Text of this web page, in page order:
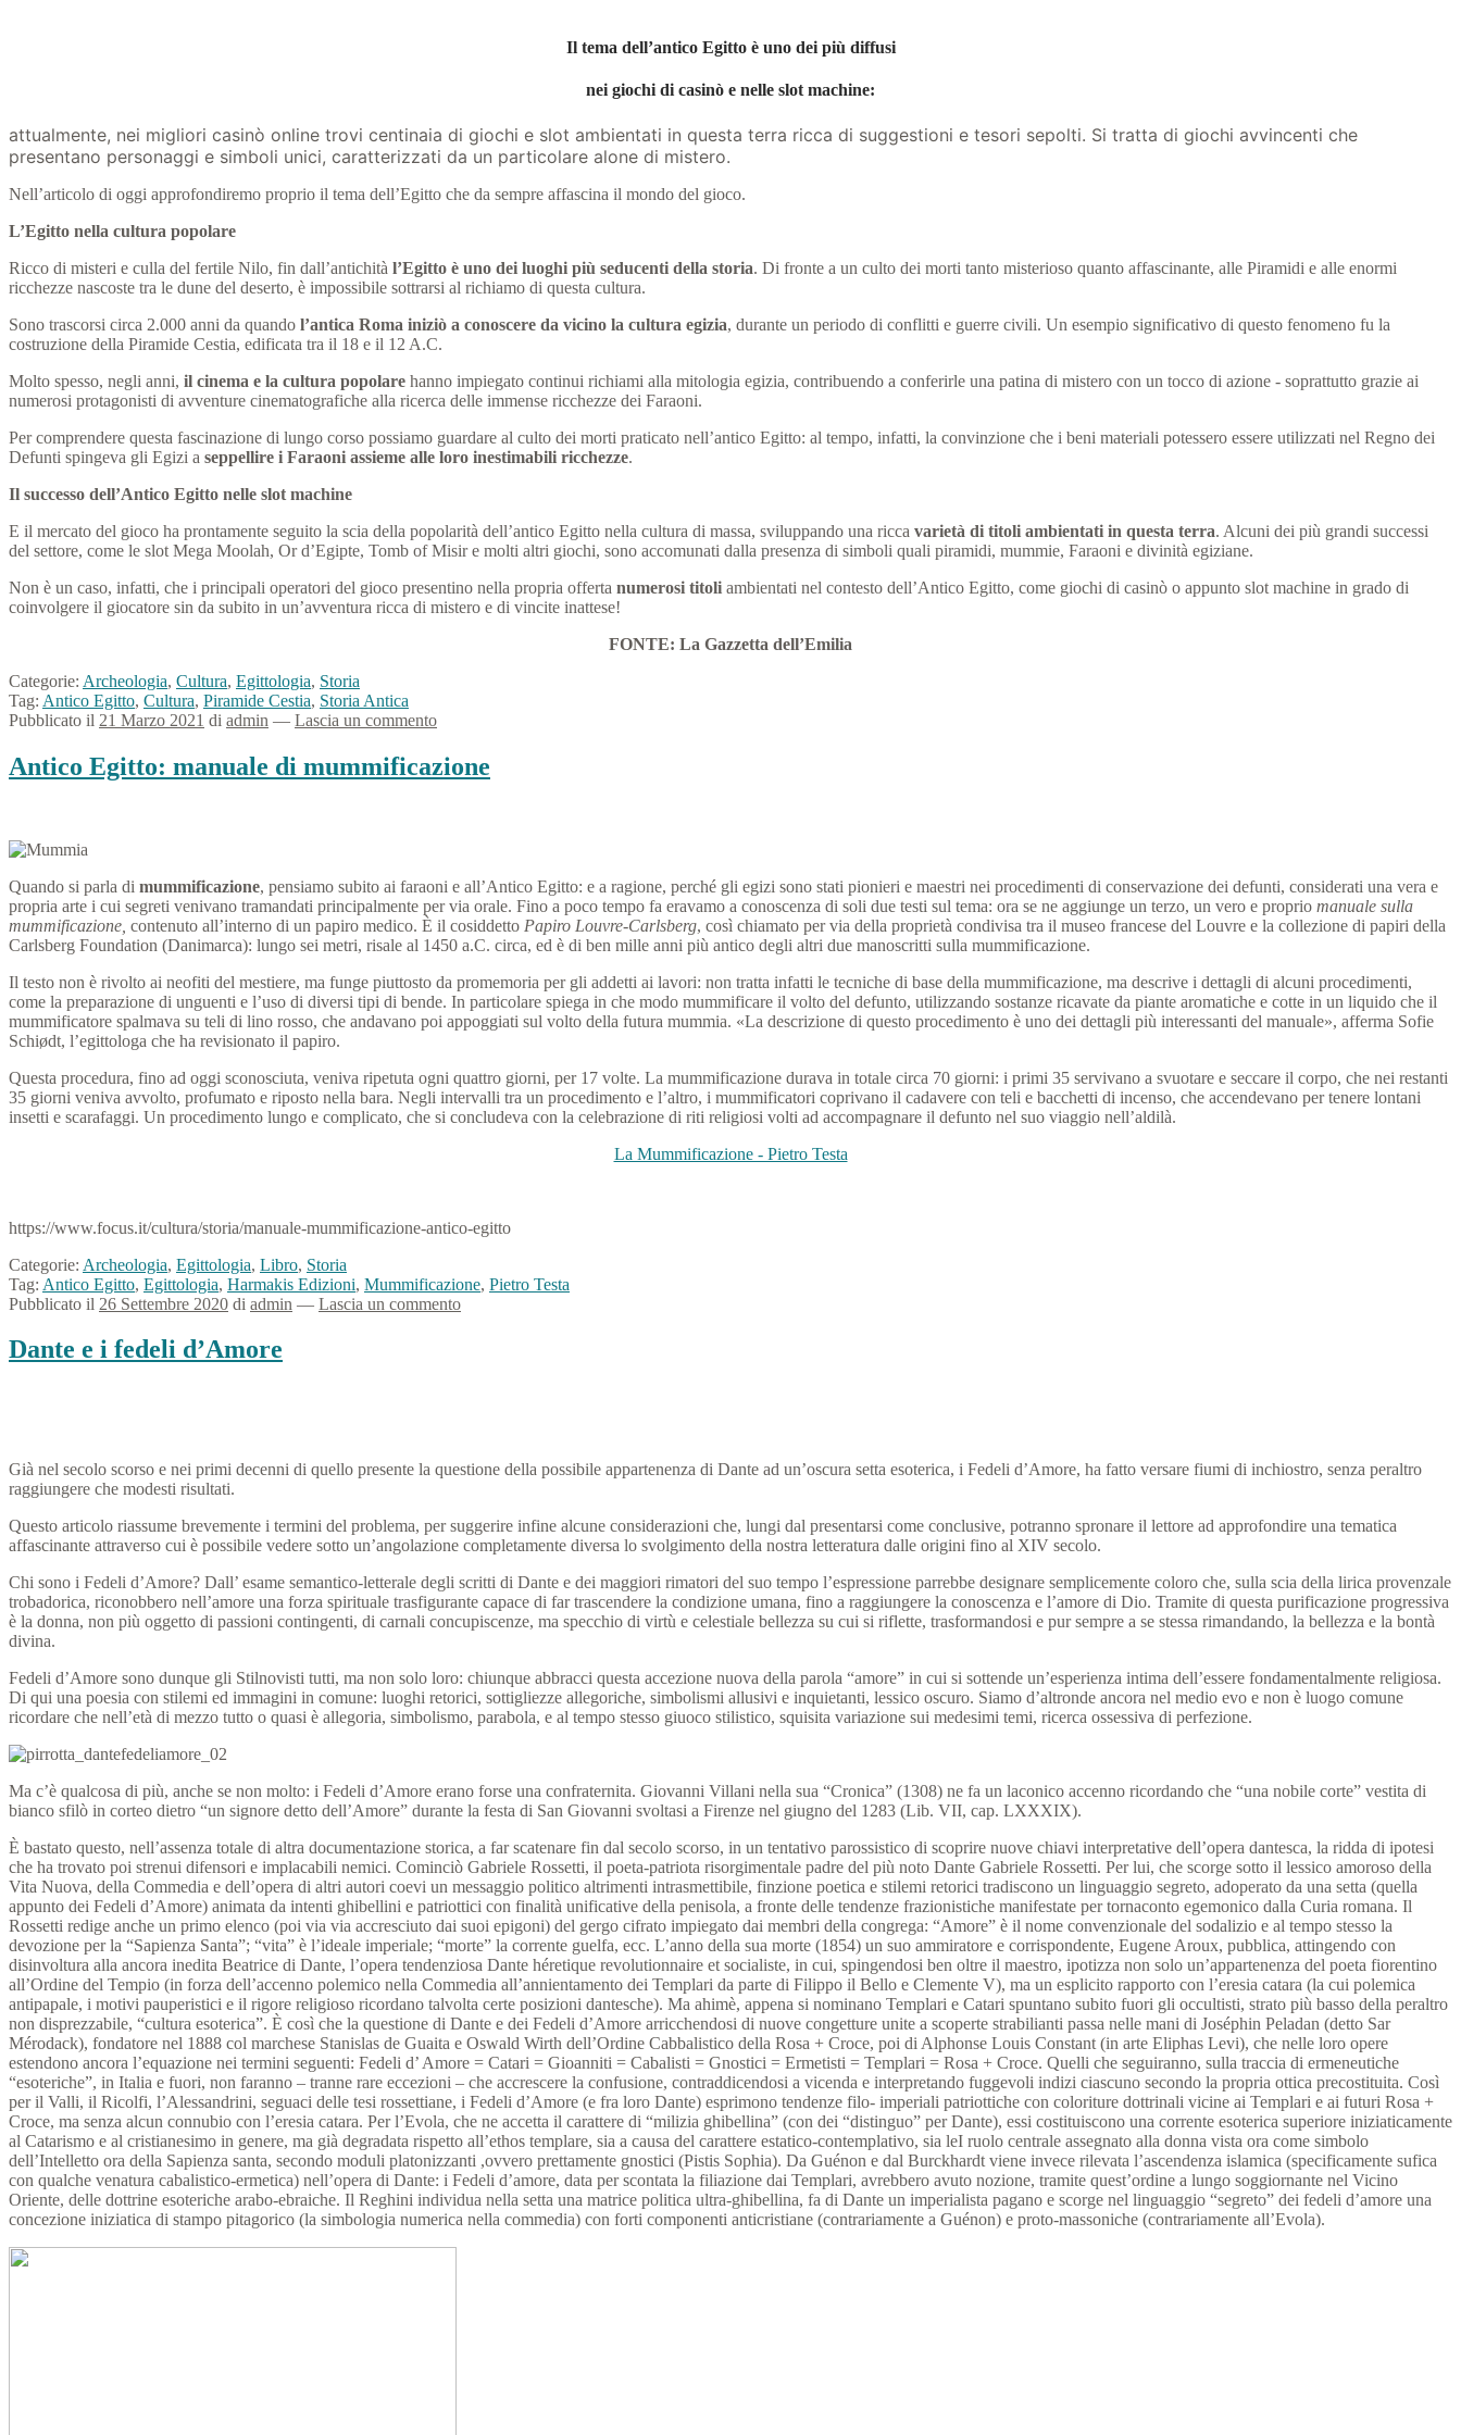
Il tema dell’antico Egitto è uno dei più diffusi
nei giochi di casinò e nelle slot machine:
attualmente, nei migliori casinò online trovi centinaia di giochi e slot ambientati in questa terra ricca di suggestioni e tesori sepolti. Si tratta di giochi avvincenti che
presentano personaggi e simboli unici, caratterizzati da un particolare alone di mistero.
Nell’articolo di oggi approfondiremo proprio il tema dell’Egitto che da sempre affascina il mondo del gioco.
L’Egitto nella cultura popolare
Ricco di misteri e culla del fertile Nilo, fin dall’antichità l’Egitto è uno dei luoghi più seducenti della storia. Di fronte a un culto dei morti tanto misterioso quanto affascinante, alle Piramidi e alle enormi
ricchezze nascoste tra le dune del deserto, è impossibile sottrarsi al richiamo di questa cultura.
Sono trascorsi circa 2.000 anni da quando l’antica Roma iniziò a conoscere da vicino la cultura egizia, durante un periodo di conflitti e guerre civili. Un esempio significativo di questo fenomeno fu la
costruzione della Piramide Cestia, edificata tra il 18 e il 12 A.C.
Molto spesso, negli anni, il cinema e la cultura popolare hanno impiegato continui richiami alla mitologia egizia, contribuendo a conferirle una patina di mistero con un tocco di azione - soprattutto grazie ai
numerosi protagonisti di avventure cinematografiche alla ricerca delle immense ricchezze dei Faraoni.
Per comprendere questa fascinazione di lungo corso possiamo guardare al culto dei morti praticato nell’antico Egitto: al tempo, infatti, la convinzione che i beni materiali potessero essere utilizzati nel Regno dei
Defunti spingeva gli Egizi a seppellire i Faraoni assieme alle loro inestimabili ricchezze.
Il successo dell’Antico Egitto nelle slot machine
E il mercato del gioco ha prontamente seguito la scia della popolarità dell’antico Egitto nella cultura di massa, sviluppando una ricca varietà di titoli ambientati in questa terra. Alcuni dei più grandi successi
del settore, come le slot Mega Moolah, Or d’Egipte, Tomb of Misir e molti altri giochi, sono accomunati dalla presenza di simboli quali piramidi, mummie, Faraoni e divinità egiziane.
Non è un caso, infatti, che i principali operatori del gioco presentino nella propria offerta numerosi titoli ambientati nel contesto dell’Antico Egitto, come giochi di casinò o appunto slot machine in grado di
coinvolgere il giocatore sin da subito in un’avventura ricca di mistero e di vincite inattese!
FONTE: La Gazzetta dell’Emilia
Categorie: Archeologia, Cultura, Egittologia, Storia
Tag: Antico Egitto, Cultura, Piramide Cestia, Storia Antica
Pubblicato il 21 Marzo 2021 di admin — Lascia un commento
Antico Egitto: manuale di mummificazione
Quando si parla di mummificazione, pensiamo subito ai faraoni e all’Antico Egitto: e a ragione, perché gli egizi sono stati pionieri e maestri nei procedimenti di conservazione dei defunti, considerati una vera e
propria arte i cui segreti venivano tramandati principalmente per via orale. Fino a poco tempo fa eravamo a conoscenza di soli due testi sul tema: ora se ne aggiunge un terzo, un vero e proprio manuale sulla
mummificazione, contenuto all’interno di un papiro medico. È il cosiddetto Papiro Louvre-Carlsberg, così chiamato per via della proprietà condivisa tra il museo francese del Louvre e la collezione di papiri della
Carlsberg Foundation (Danimarca): lungo sei metri, risale al 1450 a.C. circa, ed è di ben mille anni più antico degli altri due manoscritti sulla mummificazione.
Il testo non è rivolto ai neofiti del mestiere, ma funge piuttosto da promemoria per gli addetti ai lavori: non tratta infatti le tecniche di base della mummificazione, ma descrive i dettagli di alcuni procedimenti,
come la preparazione di unguenti e l’uso di diversi tipi di bende. In particolare spiega in che modo mummificare il volto del defunto, utilizzando sostanze ricavate da piante aromatiche e cotte in un liquido che il
mummificatore spalmava su teli di lino rosso, che andavano poi appoggiati sul volto della futura mummia. «La descrizione di questo procedimento è uno dei dettagli più interessanti del manuale», afferma Sofie
Schiødt, l’egittologa che ha revisionato il papiro.
Questa procedura, fino ad oggi sconosciuta, veniva ripetuta ogni quattro giorni, per 17 volte. La mummificazione durava in totale circa 70 giorni: i primi 35 servivano a svuotare e seccare il corpo, che nei restanti
35 giorni veniva avvolto, profumato e riposto nella bara. Negli intervalli tra un procedimento e l’altro, i mummificatori coprivano il cadavere con teli e bacchetti di incenso, che accendevano per tenere lontani
insetti e scarafaggi. Un procedimento lungo e complicato, che si concludeva con la celebrazione di riti religiosi volti ad accompagnare il defunto nel suo viaggio nell’aldilà.
La Mummificazione - Pietro Testa
https://www.focus.it/cultura/storia/manuale-mummificazione-antico-egitto
Categorie: Archeologia, Egittologia, Libro, Storia
Tag: Antico Egitto, Egittologia, Harmakis Edizioni, Mummificazione, Pietro Testa
Pubblicato il 26 Settembre 2020 di admin — Lascia un commento
Dante e i fedeli d’Amore
Già nel secolo scorso e nei primi decenni di quello presente la questione della possibile appartenenza di Dante ad un’oscura setta esoterica, i Fedeli d’Amore, ha fatto versare fiumi di inchiostro, senza peraltro
raggiungere che modesti risultati.
Questo articolo riassume brevemente i termini del problema, per suggerire infine alcune considerazioni che, lungi dal presentarsi come conclusive, potranno spronare il lettore ad approfondire una tematica
affascinante attraverso cui è possibile vedere sotto un’angolazione completamente diversa lo svolgimento della nostra letteratura dalle origini fino al XIV secolo.
Chi sono i Fedeli d’Amore? Dall’ esame semantico-letterale degli scritti di Dante e dei maggiori rimatori del suo tempo l’espressione parrebbe designare semplicemente coloro che, sulla scia della lirica provenzale
trobadorica, riconobbero nell’amore una forza spirituale trasfigurante capace di far trascendere la condizione umana, fino a raggiungere la conoscenza e l’amore di Dio. Tramite di questa purificazione progressiva
è la donna, non più oggetto di passioni contingenti, di carnali concupiscenze, ma specchio di virtù e celestiale bellezza su cui si riflette, trasformandosi e pur sempre a se stessa rimandando, la bellezza e la bontà
divina.
Fedeli d’Amore sono dunque gli Stilnovisti tutti, ma non solo loro: chiunque abbracci questa accezione nuova della parola “amore” in cui si sottende un’esperienza intima dell’essere fondamentalmente religiosa.
Di qui una poesia con stilemi ed immagini in comune: luoghi retorici, sottigliezze allegoriche, simbolismi allusivi e inquietanti, lessico oscuro. Siamo d’altronde ancora nel medio evo e non è luogo comune
ricordare che nell’età di mezzo tutto o quasi è allegoria, simbolismo, parabola, e al tempo stesso giuoco stilistico, squisita variazione sui medesimi temi, ricerca ossessiva di perfezione.
Ma c’è qualcosa di più, anche se non molto: i Fedeli d’Amore erano forse una confraternita. Giovanni Villani nella sua “Cronica” (1308) ne fa un laconico accenno ricordando che “una nobile corte” vestita di
bianco sfilò in corteo dietro “un signore detto dell’Amore” durante la festa di San Giovanni svoltasi a Firenze nel giugno del 1283 (Lib. VII, cap. LXXXIX).
È bastato questo, nell’assenza totale di altra documentazione storica, a far scatenare fin dal secolo scorso, in un tentativo parossistico di scoprire nuove chiavi interpretative dell’opera dantesca, la ridda di ipotesi
che ha trovato poi strenui difensori e implacabili nemici. Cominciò Gabriele Rossetti, il poeta-patriota risorgimentale padre del più noto Dante Gabriele Rossetti. Per lui, che scorge sotto il lessico amoroso della
Vita Nuova, della Commedia e dell’opera di altri autori coevi un messaggio politico altrimenti intrasmettibile, finzione poetica e stilemi retorici tradiscono un linguaggio segreto, adoperato da una setta (quella
appunto dei Fedeli d’Amore) animata da intenti ghibellini e patriottici con finalità unificative della penisola, a fronte delle tendenze frazionistiche manifestate per tornaconto egemonico dalla Curia romana. Il
Rossetti redige anche un primo elenco (poi via via accresciuto dai suoi epigoni) del gergo cifrato impiegato dai membri della congrega: “Amore” è il nome convenzionale del sodalizio e al tempo stesso la
devozione per la “Sapienza Santa”; “vita” è l’ideale imperiale; “morte” la corrente guelfa, ecc. L’anno della sua morte (1854) un suo ammiratore e corrispondente, Eugene Aroux, pubblica, attingendo con
disinvoltura alla ancora inedita Beatrice di Dante, l’opera tendenziosa Dante héretique revolutionnaire et socialiste, in cui, spingendosi ben oltre il maestro, ipotizza non solo un’appartenenza del poeta fiorentino
all’Ordine del Tempio (in forza dell’accenno polemico nella Commedia all’annientamento dei Templari da parte di Filippo il Bello e Clemente V), ma un esplicito rapporto con l’eresia catara (la cui polemica
antipapale, i motivi pauperistici e il rigore religioso ricordano talvolta certe posizioni dantesche). Ma ahimè, appena si nominano Templari e Catari spuntano subito fuori gli occultisti, strato più basso della peraltro
non disprezzabile, “cultura esoterica”. È così che la questione di Dante e dei Fedeli d’Amore arricchendosi di nuove congetture unite a scoperte strabilianti passa nelle mani di Joséphin Peladan (detto Sar
Mérodack), fondatore nel 1888 col marchese Stanislas de Guaita e Oswald Wirth dell’Ordine Cabbalistico della Rosa + Croce, poi di Alphonse Louis Constant (in arte Eliphas Levi), che nelle loro opere
estendono ancora l’equazione nei termini seguenti: Fedeli d’ Amore = Catari = Gioanniti = Cabalisti = Gnostici = Ermetisti = Templari = Rosa + Croce. Quelli che seguiranno, sulla traccia di ermeneutiche
“esoteriche”, in Italia e fuori, non faranno – tranne rare eccezioni – che accrescere la confusione, contraddicendosi a vicenda e interpretando fuggevoli indizi ciascuno secondo la propria ottica precostituita. Così
per il Valli, il Ricolfi, l’Alessandrini, seguaci delle tesi rossettiane, i Fedeli d’Amore (e fra loro Dante) esprimono tendenze filo- imperiali patriottiche con coloriture dottrinali vicine ai Templari e ai futuri Rosa +
Croce, ma senza alcun connubio con l’eresia catara. Per l’Evola, che ne accetta il carattere di “milizia ghibellina” (con dei “distinguo” per Dante), essi costituiscono una corrente esoterica superiore iniziaticamente
al Catarismo e al cristianesimo in genere, ma già degradata rispetto all’ethos templare, sia a causa del carattere estatico-contemplativo, sia leI ruolo centrale assegnato alla donna vista ora come simbolo
dell’Intelletto ora della Sapienza santa, secondo moduli platonizzanti ,ovvero prettamente gnostici (Pistis Sophia). Da Guénon e dal Burckhardt viene invece rilevata l’ascendenza islamica (specificamente sufica
con qualche venatura cabalistico-ermetica) nell’opera di Dante: i Fedeli d’amore, data per scontata la filiazione dai Templari, avrebbero avuto nozione, tramite quest’ordine a lungo soggiornante nel Vicino
Oriente, delle dottrine esoteriche arabo-ebraiche. Il Reghini individua nella setta una matrice politica ultra-ghibellina, fa di Dante un imperialista pagano e scorge nel linguaggio “segreto” dei fedeli d’amore una
concezione iniziatica di stampo pitagorico (la simbologia numerica nella commedia) con forti componenti anticristiane (contrariamente a Guénon) e proto-massoniche (contrariamente all’Evola).